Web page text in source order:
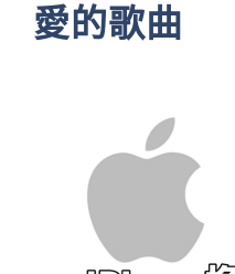
愛的歌曲